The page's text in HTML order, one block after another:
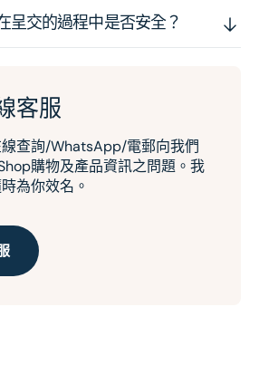
呈交的過程中是否安全？
客服
查詢/WhatsApp/電郵向我們
購物及產品資訊之問題。我
為你效名。